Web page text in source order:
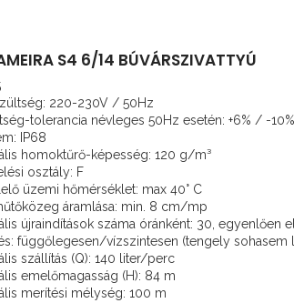
S4 6/14 BÚVÁRSZIVATTYÚ
220-230V / 50Hz
tolerancia névleges 50Hz esetén: +6% / -
IP68
homoktűrő-képesség: 120 g/m³
osztály: F
üzemi hőmérséklet: max 40° C
áramlása: min. 8 cm/mp
újraindítások száma óránként: 30, egyenlően
függőlegesen/vízszintesen (tengely sohasem
szállítás (Q): 140 liter/perc
emelőmagasság (H): 84 m
merítési mélység: 100 m